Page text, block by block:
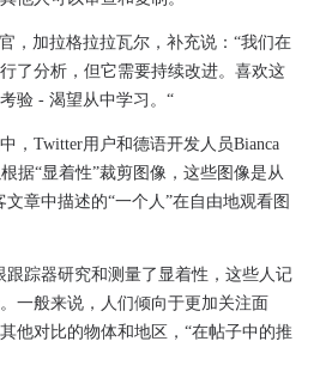
，加拉格拉拉瓦尔，补充说：“我们在
了分析，但它需要持续改进。喜欢这
验 - 渴望从中学习。“
，Twitter用户和德语开发人员Bianca
据“显着性”裁剪图像，这些图像是从
文章中描述的“一个人”在自由地观看图
跟踪器研究和测量了显着性，这些人记
一般来说，人们倾向于更加关注面
他对比的物体和地区，“在帖子中的推